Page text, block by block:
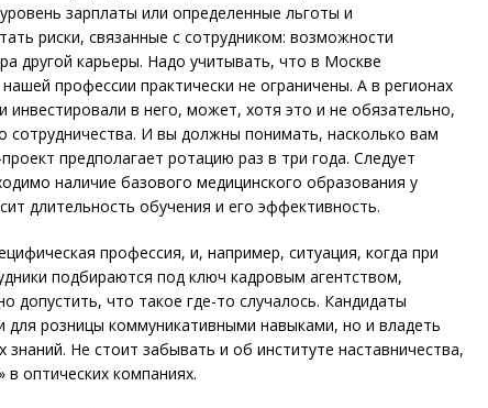
зарплаты или определенные льготы и
риски, связанные с сотрудником: возможности
другой карьеры. Надо учитывать, что в Москве
профессии практически не ограничены. А в регионах
инвестировали в него, может, хотя это и не обязательно,
сотрудничества. И вы должны понимать, насколько вам
предполагает ротацию раз в три года. Следует
наличие базового медицинского образования у
длительность обучения и его эффективность.
профессия, и, например, ситуация, когда при
подбираются под ключ кадровым агентством,
допустить, что такое где-то случалось. Кандидаты
розницы коммуникативными навыками, но и владеть
Не стоит забывать и об институте наставничества,
оптических компаниях.